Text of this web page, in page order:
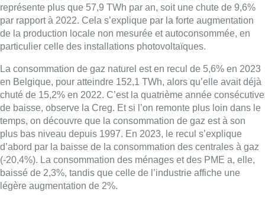
représente plus que 57,9 TWh par an, soit une chute de 9,6%
par rapport à 2022. Cela s’explique par la forte augmentation
de la production locale non mesurée et autoconsommée, en
particulier celle des installations photovoltaïques.
La consommation de gaz naturel est en recul de 5,6% en 2023
en Belgique, pour atteindre 152,1 TWh, alors qu’elle avait déjà
chuté de 15,2% en 2022. C’est la quatrième année consécutive
de baisse, observe la Creg. Et si l’on remonte plus loin dans le
temps, on découvre que la consommation de gaz est à son
plus bas niveau depuis 1997. En 2023, le recul s’explique
d’abord par la baisse de la consommation des centrales à gaz
(-20,4%). La consommation des ménages et des PME a, elle,
baissé de 2,3%, tandis que celle de l’industrie affiche une
légère augmentation de 2%.